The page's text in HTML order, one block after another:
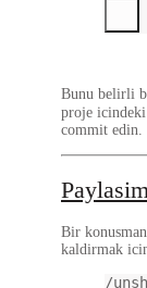
Bunu belirli
proje icindeki
commit edin.
Bir
kaldirmak
/